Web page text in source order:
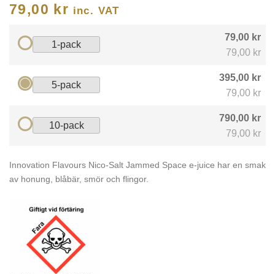
79,00 kr inc. VAT
1-pack
79,00 kr
79,00 kr
5-pack
395,00 kr
79,00 kr
10-pack
790,00 kr
79,00 kr
Innovation Flavours Nico-Salt Jammed Space e-juice har en smak
av honung, blåbär, smör och flingor.